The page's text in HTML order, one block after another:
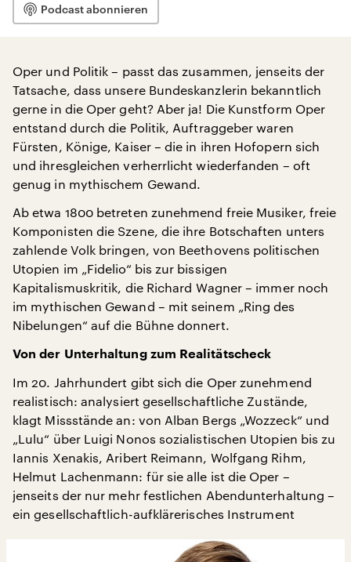
Podcast abonnieren
Oper und Politik – passt das zusammen, jenseits der
Tatsache, dass unsere Bundeskanzlerin bekanntlich
gerne in die Oper geht? Aber ja! Die Kunstform Oper
entstand durch die Politik, Auftraggeber waren
Fürsten, Könige, Kaiser – die in ihren Hofopern sich
und ihresgleichen verherrlicht wiederfanden – oft
genug in mythischem Gewand.
Ab etwa 1800 betreten zunehmend freie Musiker, freie
Komponisten die Szene, die ihre Botschaften unters
zahlende Volk bringen, von Beethovens politischen
Utopien im „Fidelio“ bis zur bissigen
Kapitalismuskritik, die Richard Wagner – immer noch
im mythischen Gewand – mit seinem „Ring des
Nibelungen“ auf die Bühne donnert.
Von der Unterhaltung zum Realitätscheck
Im 20. Jahrhundert gibt sich die Oper zunehmend
realistisch: analysiert gesellschaftliche Zustände,
klagt Missstände an: von Alban Bergs „Wozzeck“ und
„Lulu“ über Luigi Nonos sozialistischen Utopien bis zu
Iannis Xenakis, Aribert Reimann, Wolfgang Rihm,
Helmut Lachenmann: für sie alle ist die Oper –
jenseits der nur mehr festlichen Abendunterhaltung –
ein gesellschaftlich-aufklärerisches Instrument